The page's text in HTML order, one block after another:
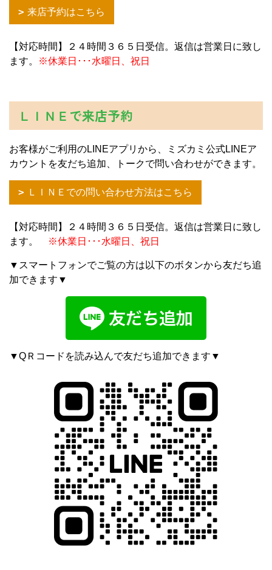
来店予約はこちら
【対応時間】２４時間３６５日受信。返信は営業日に致し
ます。
※休業日･･･水曜日、祝日
ＬＩＮＥで来店予約
お客様がご利用のLINEアプリから、ミズカミ公式LINEア
カウントを友だち追加、トークで問い合わせができます。
ＬＩＮＥでの問い合わせ方法はこちら
【対応時間】２４時間３６５日受信。返信は営業日に致し
ます。
※休業日･･･水曜日、祝日
▼スマートフォンでご覧の方は以下のボタンから友だち追
加できます▼
▼QＲコードを読み込んで友だち追加できます▼